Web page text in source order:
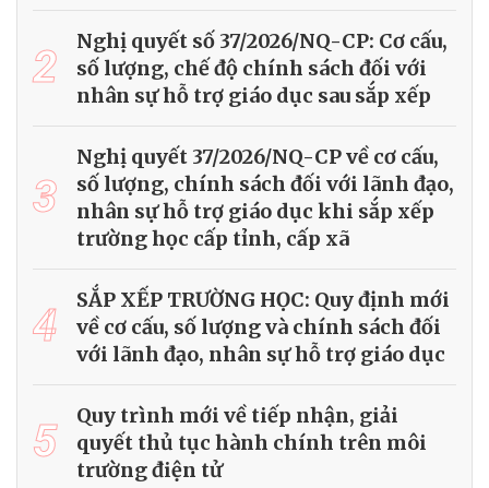
2
Nghị quyết số 37/2026/NQ-CP: Cơ cấu,
số lượng, chế độ chính sách đối với
nhân sự hỗ trợ giáo dục sau sắp xếp
3
Nghị quyết 37/2026/NQ-CP về cơ cấu,
số lượng, chính sách đối với lãnh đạo,
nhân sự hỗ trợ giáo dục khi sắp xếp
trường học cấp tỉnh, cấp xã
4
SẮP XẾP TRƯỜNG HỌC: Quy định mới
về cơ cấu, số lượng và chính sách đối
với lãnh đạo, nhân sự hỗ trợ giáo dục
5
Quy trình mới về tiếp nhận, giải
quyết thủ tục hành chính trên môi
trường điện tử